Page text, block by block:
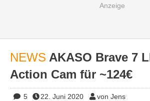
NEWS AKASO Brave 7
Action Cam für ~124€
5 22. Juni 2020 von Jens